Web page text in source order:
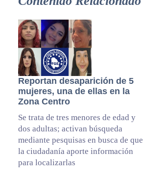
Reportan desaparición de 5
mujeres, una de ellas en la
Zona Centro
Se trata de tres menores de edad y
dos adultas; activan búsqueda
mediante pesquisas en busca de que
la ciudadanía aporte información
para localizarlas